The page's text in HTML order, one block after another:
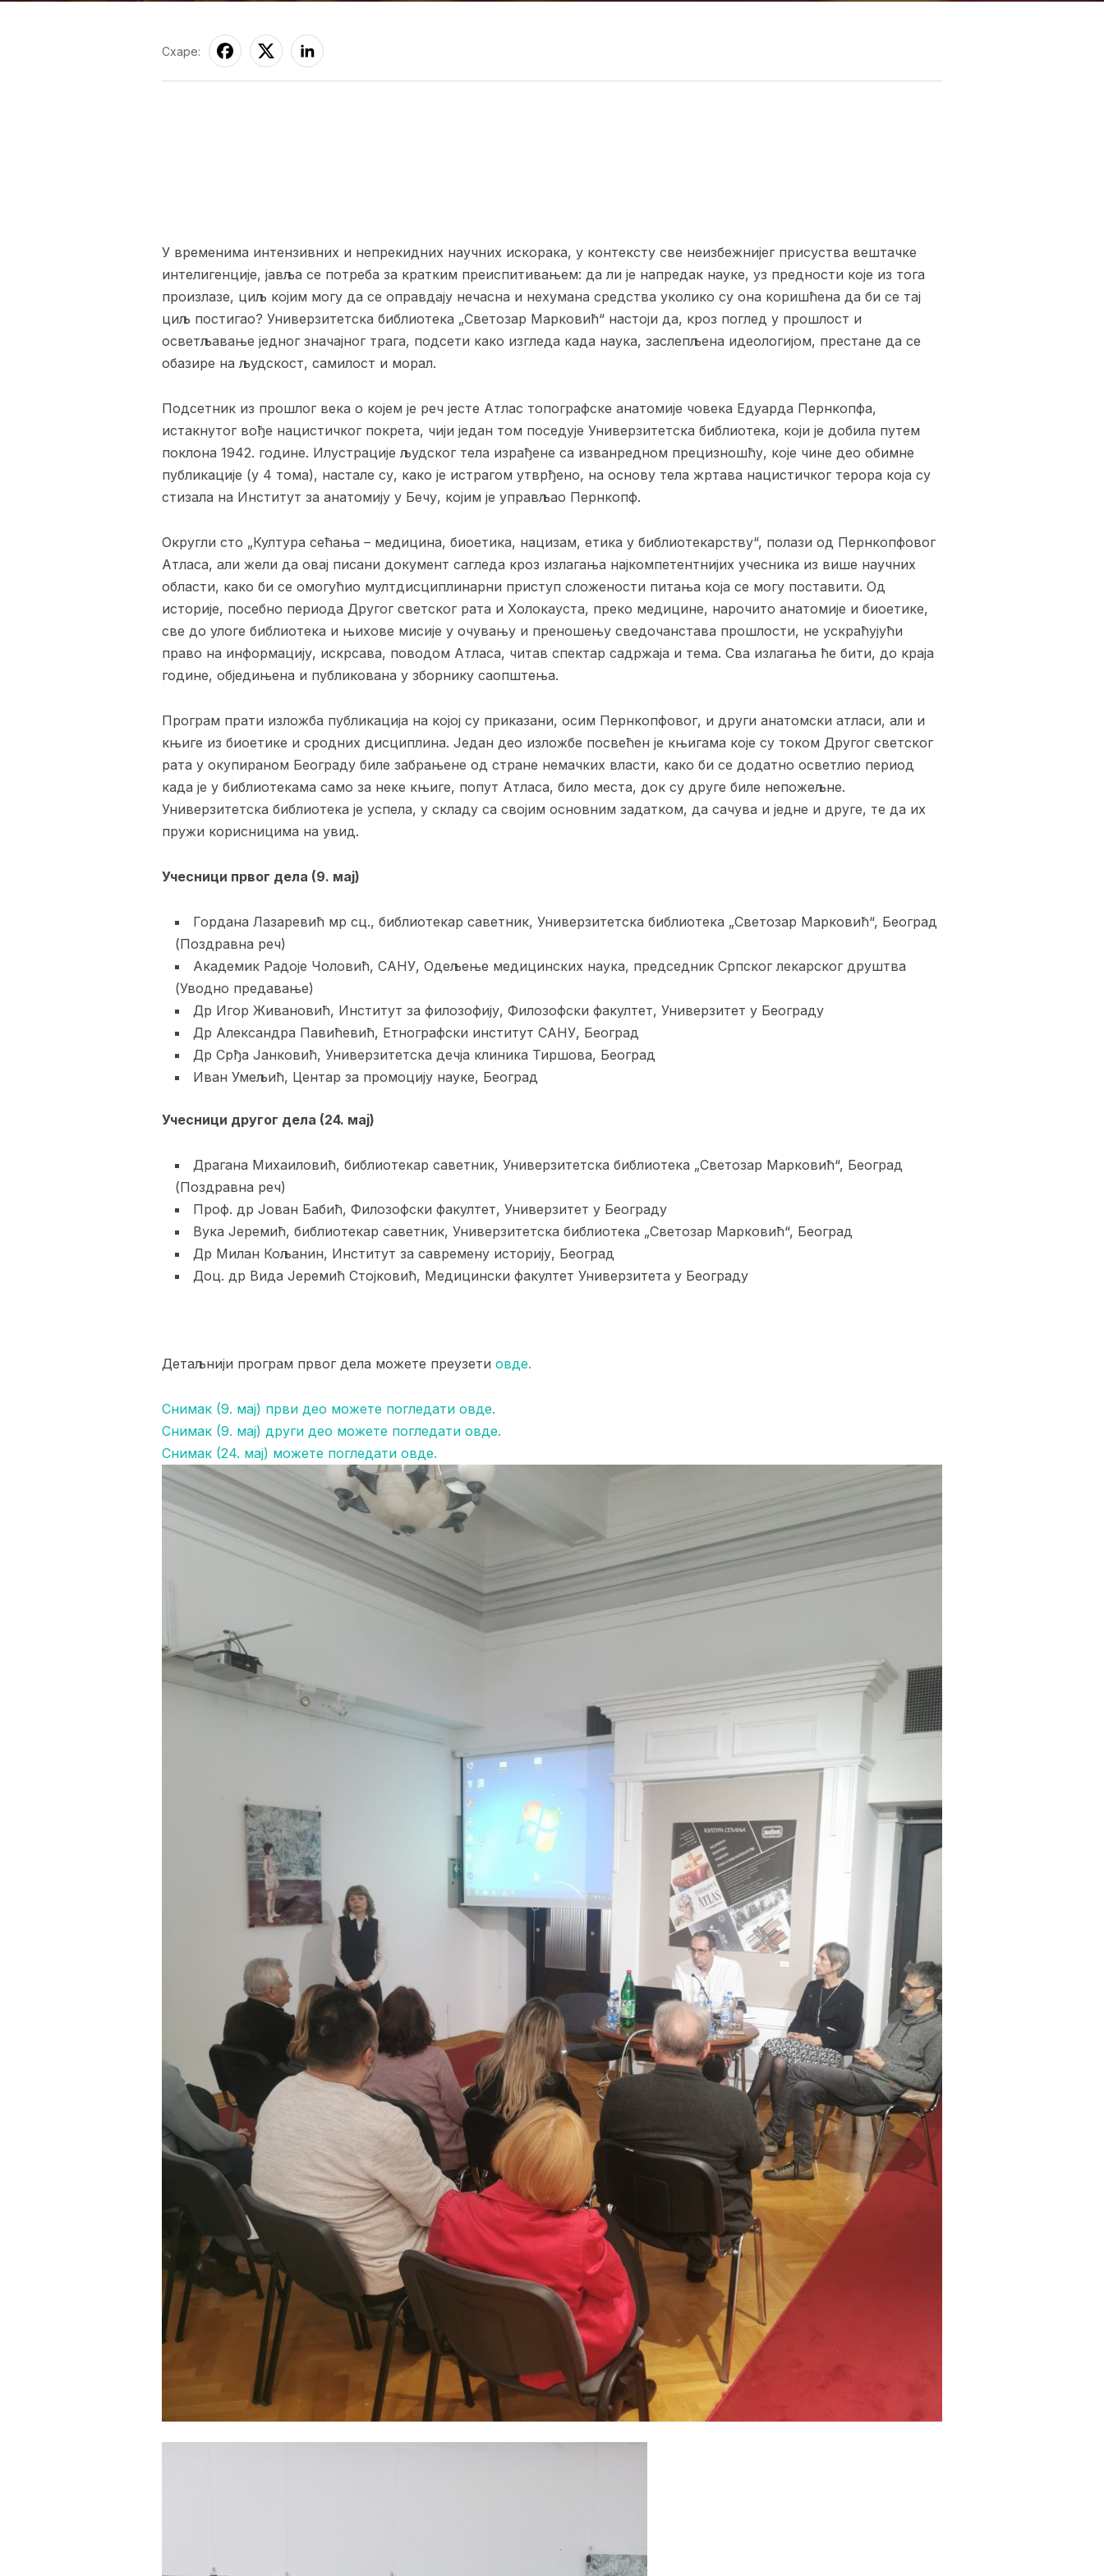
Схаре:
У временима интензивних и непрекидних научних искорака, у контексту све неизбежнијег присуства вештачке
интелигенције, јавља се потреба за кратким преиспитивањем: да ли је напредак науке, уз предности које из тога
произлазе, циљ којим могу да се оправдају нечасна и нехумана средства уколико су она коришћена да би се тај
циљ постигао? Универзитетска библиотека „Светозар Марковић“ настоји да, кроз поглед у прошлост и
осветљавање једног значајног трага, подсети како изгледа када наука, заслепљена идеологијом, престане да се
обазире на људскост, самилост и морал.
Подсетник из прошлог века о којем је реч јесте Атлас топографске анатомије човека Едуарда Пернкопфа,
истакнутог вође нацистичког покрета, чији један том поседује Универзитетска библиотека, који је добила путем
поклона 1942. године. Илустрације људског тела израђене са изванредном прецизношћу, које чине део обимне
публикације (у 4 тома), настале су, како је истрагом утврђено, на основу тела жртава нацистичког терора која су
стизала на Институт за анатомију у Бечу, којим је управљао Пернкопф.
Округли сто „Култура сећања – медицина, биоетика, нацизам, етика у библиотекарству“, полази од Пернкопфовог
Атласа, али жели да овај писани документ сагледа кроз излагања најкомпетентнијих учесника из више научних
области, како би се омогућио мултдисциплинарни приступ сложености питања која се могу поставити. Од
историје, посебно периода Другог светског рата и Холокауста, преко медицине, нарочито анатомије и биоетике,
све до улоге библиотека и њихове мисије у очувању и преношењу сведочанстава прошлости, не ускраћујући
право на информацију, искрсава, поводом Атласа, читав спектар садржаја и тема. Сва излагања ће бити, до краја
године, обједињена и публикована у зборнику саопштења.
Програм прати изложба публикација на којој су приказани, осим Пернкопфовог, и други анатомски атласи, али и
књиге из биоетике и сродних дисциплина. Један део изложбе посвећен је књигама које су током Другог светског
рата у окупираном Београду биле забрањене од стране немачких власти, како би се додатно осветлио период
када је у библиотекама само за неке књиге, попут Атласа, било места, док су друге биле непожељне.
Универзитетска библиотека је успела, у складу са својим основним задатком, да сачува и једне и друге, те да их
пружи корисницима на увид.
Учесници првог дела (9. мај)
Гордана Лазаревић мр сц., библиотекар саветник, Универзитетска библиотека „Светозар Марковић“, Београд
(Поздравна реч)
Академик Радоје Чоловић, САНУ, Одељење медицинских наука, председник Српског лекарског друштва
(Уводно предавање)
Др Игор Живановић, Институт за филозофију, Филозофски факултет, Универзитет у Београду
Др Александра Павићевић, Етнографски институт САНУ, Београд
Др Срђа Јанковић, Универзитетска дечја клиника Тиршова, Београд
Иван Умељић, Центар за промоцију науке, Београд
Учесници другог дела (24. мај)
Драгана Михаиловић, библиотекар саветник, Универзитетска библиотека „Светозар Марковић“, Београд
(Поздравна реч)
Проф. др Јован Бабић, Филозофски факултет, Универзитет у Београду
Вука Јеремић, библиотекар саветник, Универзитетска библиотека „Светозар Марковић“, Београд
Др Милан Кољанин, Институт за савремену историју, Београд
Доц. др Вида Јеремић Стојковић, Медицински факултет Универзитета у Београду
Детаљнији програм првог дела можете преузети овде.
Снимак (9. мај) први део можете погледати овде.
Снимак (9. мај) други део можете погледати овде.
Снимак (24. мај) можете погледати овде.